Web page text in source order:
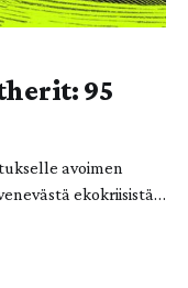
95
avoimen
ekokriisistä